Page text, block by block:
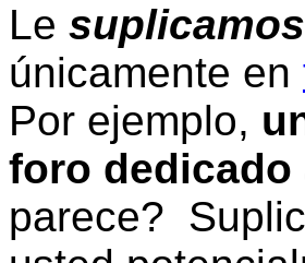
Le suplicamos
únicamente en
Por ejemplo,
foro dedicado
parece?